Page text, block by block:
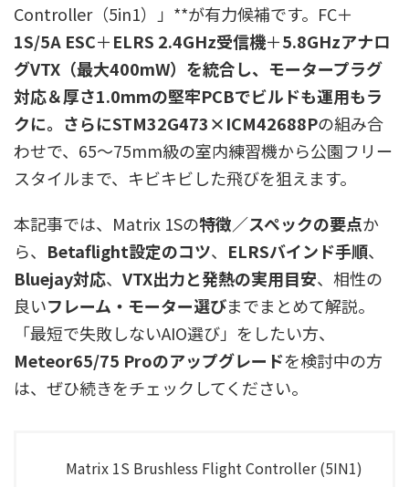
Controller（5in1）」**が有力候補です。FC＋
1S/5A ESC＋ELRS 2.4GHz受信機＋5.8GHzアナロ
グVTX（最大400mW）を統合し、モータープラグ
対応＆厚さ1.0mmの堅牢PCBでビルドも運用もラ
クに。さらにSTM32G473×ICM42688Pの組み合
わせで、65～75mm級の室内練習機から公園フリー
スタイルまで、キビキビした飛びを狙えます。
本記事では、Matrix 1Sの特徴／スペックの要点か
ら、 Betaflight設定のコツ、 ELRSバインド手順、
Bluejay対応、 VTX出力と発熱の実用目安、相性の
良いフレーム・モーター選びまでまとめて解説。
「最短で失敗しないAIO選び」をしたい方、
Meteor65/75 Proのアップグレードを検討中の方
は、ぜひ続きをチェックしてください。
Matrix 1S Brushless Flight Controller (5IN1)